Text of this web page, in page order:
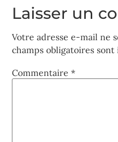
Laisser un
Votre adresse e-mail ne
champs obligatoires sont
Commentaire *